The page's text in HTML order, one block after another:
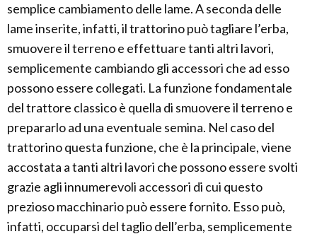
semplice cambiamento delle lame. A seconda delle
lame inserite, infatti, il trattorino può tagliare l’erba,
smuovere il terreno e effettuare tanti altri lavori,
semplicemente cambiando gli accessori che ad esso
possono essere collegati. La funzione fondamentale
del trattore classico è quella di smuovere il terreno e
prepararlo ad una eventuale semina. Nel caso del
trattorino questa funzione, che è la principale, viene
accostata a tanti altri lavori che possono essere svolti
grazie agli innumerevoli accessori di cui questo
prezioso macchinario può essere fornito. Esso può,
infatti, occuparsi del taglio dell’erba, semplicemente